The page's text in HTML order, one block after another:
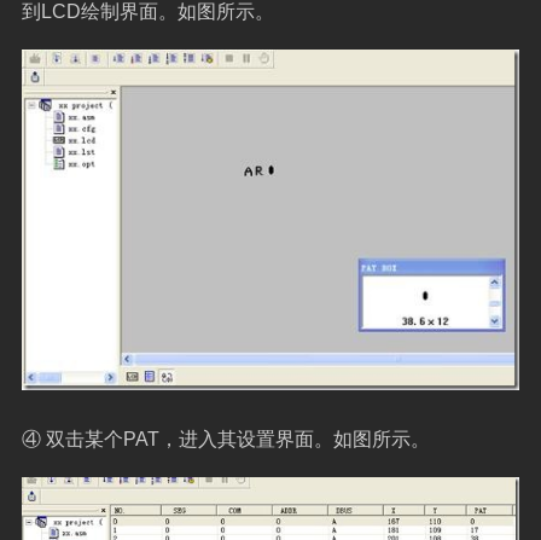
到 LCD绘制界面。如图所示。
④ 双击某个PAT ，进入其设置界面。如图所示。